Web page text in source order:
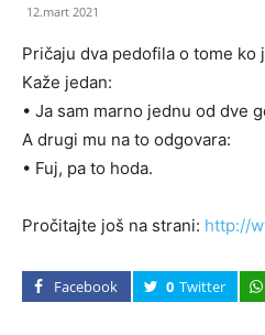
12.mart 2021
Pričaju dva pedofila o tome ko
Kaže jedan:
• Ja sam marno jednu od dve
A drugi mu na to odgovara:
• Fuj, pa to hoda.
Pročitajte još na strani: http://
Facebook 0 Twitter